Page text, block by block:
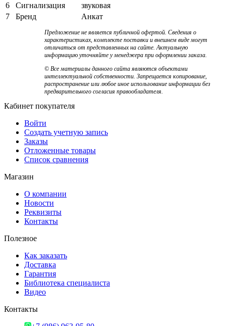
6 Сигнализация
звуковая
7
Бренд Анкат
Предложение не является публичной офертой. Сведения о
характеристиках, комплекте поставки и внешнем виде могут
отличаться от представленных на сайте. Актуальную
информацию уточняйте у менеджера при оформлении заказа.
© Все материалы данного сайта являются объектами
интеллектуальной собственности. Запрещается копирование,
распространение или любое иное использование информации без
предварительного согласия правообладателя.
Кабинет покупателя
Войти
Создать учетную запись
Заказы
Отложенные товары
Список сравнения
Магазин
О компании
Новости
Реквизиты
Контакты
Полезное
Как заказать
Доставка
Гарантия
Библиотека специалиста
Видео
Контакты